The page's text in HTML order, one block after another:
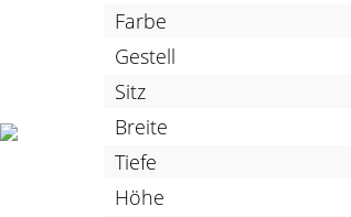
Farbe
Gestell
Sitz
Breite
Tiefe
Höhe